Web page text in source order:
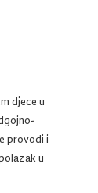
djece u
provodi i
u